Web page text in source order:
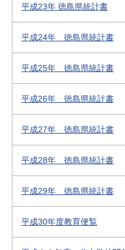
平成23年 徳島県統計書
平成24年 徳島県統計書
平成25年 徳島県統計書
平成26年 徳島県統計書
平成27年 徳島県統計書
平成28年 徳島県統計書
平成29年 徳島県統計書
平成30年度教育便覧